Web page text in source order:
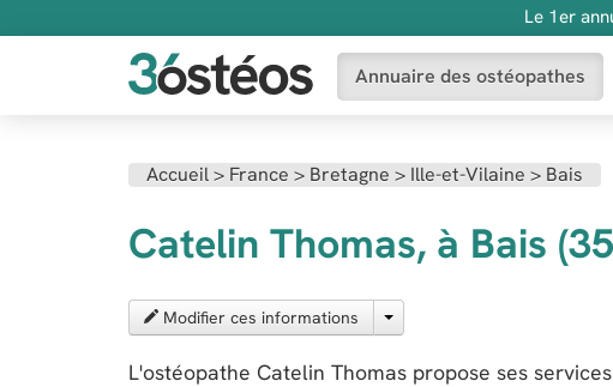
Le 1er
Annuaire des ostéopathes
Accueil> France > Bretagne > Ille-et-Vilaine > Bais
Catelin Thomas, à Bais
Modifier ces informations
L'ostéopathe Catelin Thomas propose ses